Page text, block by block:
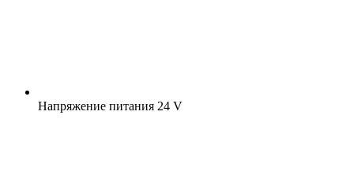
Напряжение питания 24 V